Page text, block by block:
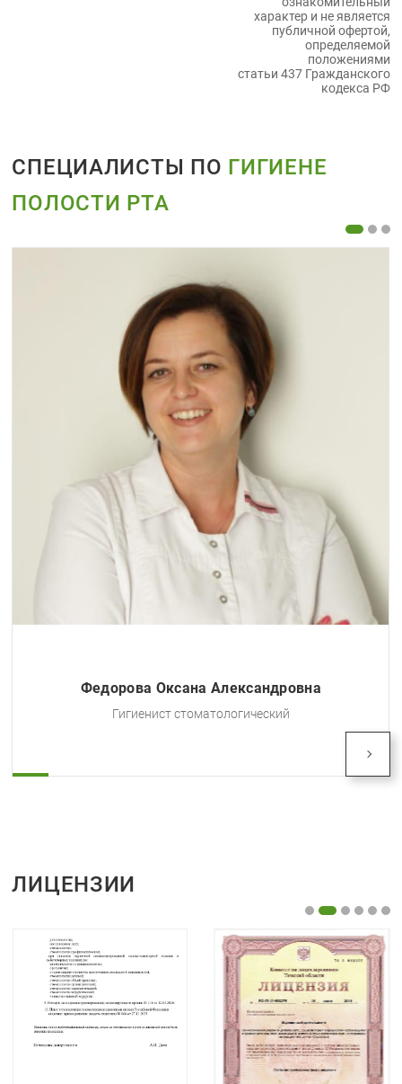
характер и не является
публичной офертой,
определяемой
положениями
статьи 437 Гражданского
кодекса РФ
СПЕЦИАЛИСТЫ ПО ГИГИЕНЕ
ПОЛОСТИ РТА
Александровна
ЛИЦЕНЗИИ